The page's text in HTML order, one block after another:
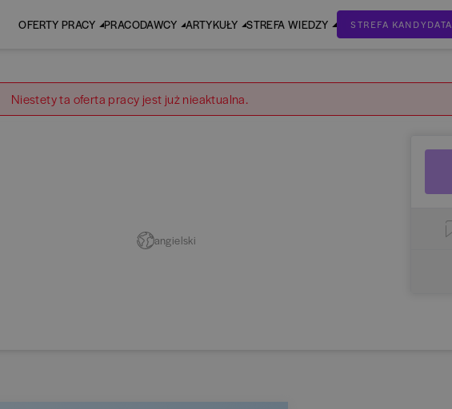
OFERTY PRACY PRACODAWCY ARTYKUŁY STREFA WIEDZY STREFA KANDYDATA
Niestety ta oferta pracy jest już nieaktualna.
angielski